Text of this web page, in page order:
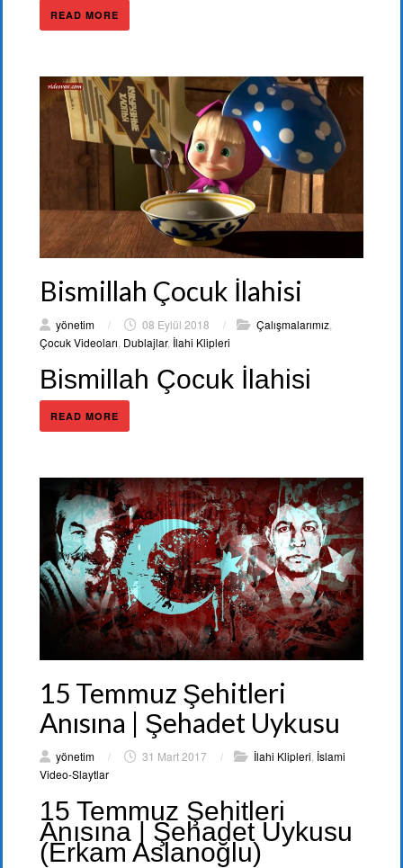
READ MORE
Bismillah Çocuk İlahisi
yönetim / 08 Eylül 2018 / Çalışmalarımız
Çocuk Videoları Dublajlar, İlahi Klipleri
Bismillah Çocuk İlahisi
READ MORE
15 Temmuz Şehitleri
Anısına | Şehadet Uykusu
yönetim / 31 Mart 2017 / İlahi Klipleri İslami
Video-Slaytlar
15 Temmuz Şehitleri
Anısına | Şehadet Uykusu
(Erkam Aslanoğlu)